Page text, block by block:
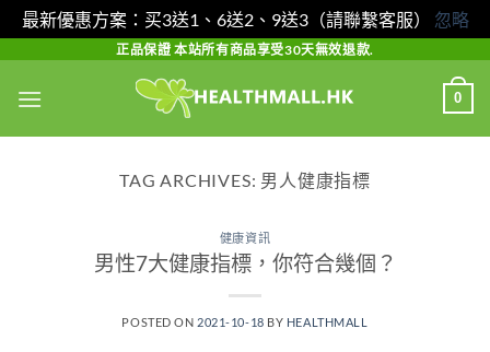
最新優惠方案：买3送1、6送2、9送3（請聯繫客服） 忽略
content
正品保證 本站所有商品享受30天無效退款.
0
TAG ARCHIVES: 男人健康指標
健康資訊
男性7大健康指標，你符合幾個？
POSTED ON 2021-10-18 BY HEALTHMALL